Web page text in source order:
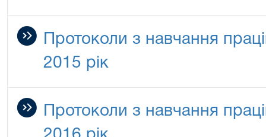
Протоколи з навчання
2015 рік
Протоколи з навчання